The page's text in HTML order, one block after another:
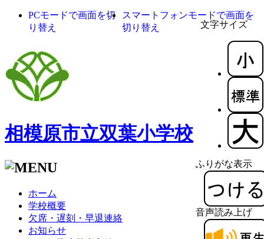
文字サイズ
ふりがな表示
音声読み上げ
PCモードで画面を切
り替え
スマートフォンモードで画面を
切り替え
相模原市立双葉小学校
ホーム
学校概要
欠席・遅刻・早退連絡
お知らせ